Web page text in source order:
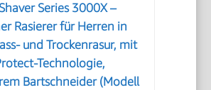
Series 3000X –
Rasierer für Herren in
und Trockenrasur, mit
Technologie,
Bartschneider (Modell